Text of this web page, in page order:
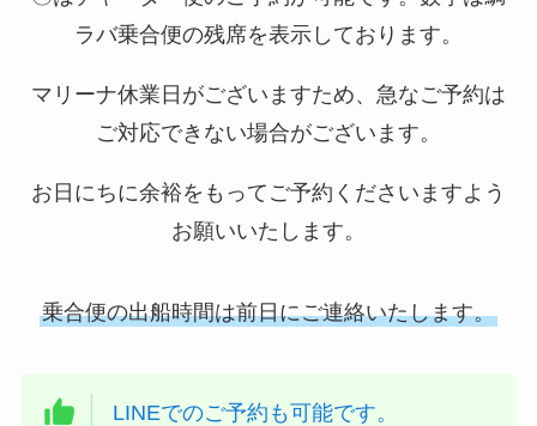
ラバ乗合便の残席を表示しております。
マリーナ休業日がございますため、急なご予約は
ご対応できない場合がございます。
お日にちに余裕をもってご予約くださいますよう
お願いいたします。
乗合便の出船時間は前日にご連絡いたします。
LINEでのご予約も可能です。